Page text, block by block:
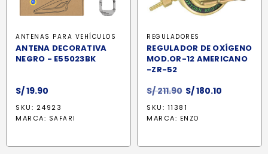
ANTENAS PARA VEHÍCULOS
ANTENA DECORATIVA
NEGRO - E55023BK
S/19.90
SKU: 24923
MARCA: SAFARI
REGULADORES
REGULADOR DE OXÍGENO
MOD.OR-12 AMERICANO
-ZR-52
S/211.90 El
precio
original
S/180.10
SKU: 11381
MARCA: ENZO